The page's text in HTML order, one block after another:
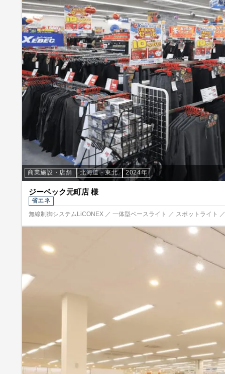
商業施設・店舗 北海道・東北 2024年
ジーベック元町店 様
省エネ
無線制御システムLiCONEX ／ 一体型ベースライト ／ スポットライト